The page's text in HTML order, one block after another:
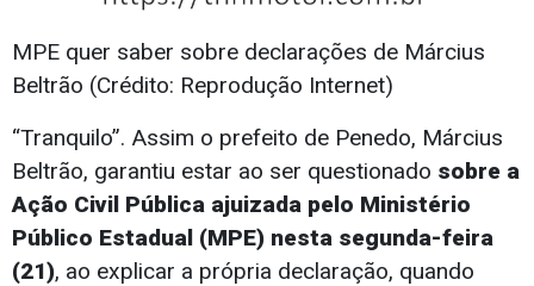
MPE quer saber sobre declarações de Március
Beltrão (Crédito: Reprodução Internet)
“Tranquilo”. Assim o prefeito de Penedo, Március
Beltrão, garantiu estar ao ser questionado sobre a
Ação Civil Pública ajuizada pelo Ministério
Público Estadual (MPE) nesta segunda-feira
(21), ao explicar a própria declaração, quando